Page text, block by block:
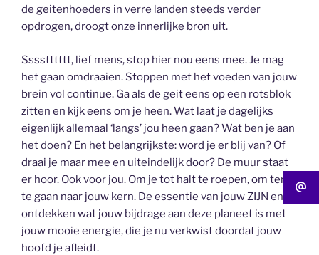
de geitenhoeders in verre landen steeds verder
opdrogen, droogt onze innerlijke bron uit.
Sssstttttt, lief mens, stop hier nou eens mee. Je mag
het gaan omdraaien. Stoppen met het voeden van jouw
brein vol continue. Ga als de geit eens op een rotsblok
zitten en kijk eens om je heen. Wat laat je dagelijks
eigenlijk allemaal ‘langs’ jou heen gaan? Wat ben je aan
het doen? En het belangrijkste: word je er blij van? Of
draai je maar mee en uiteindelijk door? De muur staat
er hoor. Ook voor jou. Om je tot halt te roepen, om terug
te gaan naar jouw kern. De essentie van jouw ZIJN en te
ontdekken wat jouw bijdrage aan deze planeet is met
jouw mooie energie, die je nu verkwist doordat jouw
hoofd je afleidt.